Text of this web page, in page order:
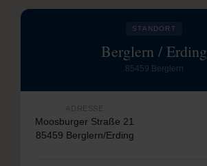
STANDORT
Berglern / Erding
85459 Berglern
ADRESSE
Moosburger Straße 21
85459 Berglern/Erding